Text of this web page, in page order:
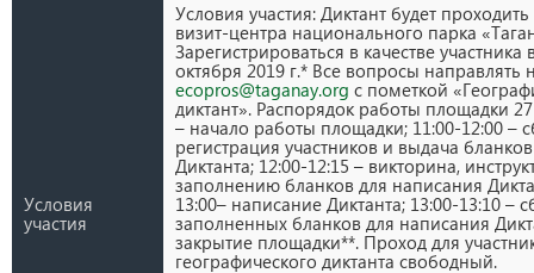
Условия
участия
Условия участия: Диктант будет
визит-центра национального парка
Зарегистрироваться в качестве
октября 2019 г.* Все вопросы направлять
ecopros@taganay.org с пометкой
диктант». Распорядок работы площадки
– начало работы площадки; 11:00-12:00 –
регистрация участников и выдача
Диктанта; 12:00-12:15 – викторина,
заполнению бланков для написания
13:00– написание Диктанта; 13:00-13:10 –
заполненных бланков для написания
закрытие площадки**. Проход для
географического диктанта свободный.